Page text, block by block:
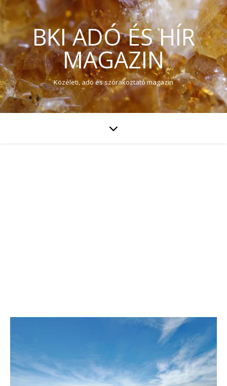
BKI ADÓ ÉS HÍR
MAGAZIN
Közéleti, adó és szórakoztató magazin